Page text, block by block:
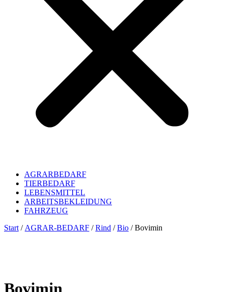
AGRARBEDARF
TIERBEDARF
LEBENSMITTEL
ARBEITSBEKLEIDUNG
FAHRZEUG
Start / AGRAR-BEDARF /Rind /Bio / Bovimin